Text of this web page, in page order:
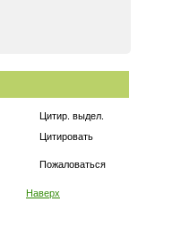
Цитир. выдел.
Цитировать
Пожаловаться
Наверх